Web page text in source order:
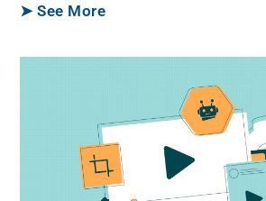
➤ See More